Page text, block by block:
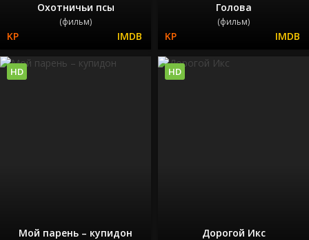
Охотничьи псы
(фильм)
Голова
(фильм)
Мой парень – купидон
HD
Дорогой Икс
HD